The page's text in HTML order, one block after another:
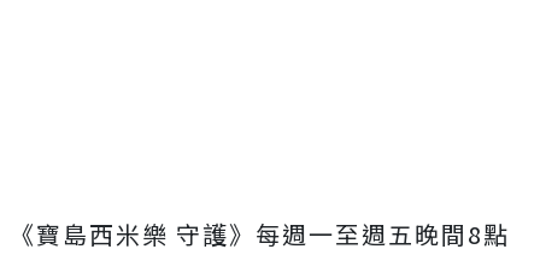
《寶島西米樂 守護》每週一至週五晚間8點